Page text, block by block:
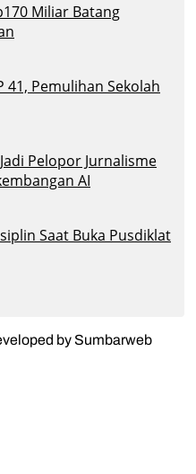
Miliar Batang
41, Pemulihan Sekolah
Pelopor Jurnalisme
AI
Saat Buka Pusdiklat
by Sumbarweb